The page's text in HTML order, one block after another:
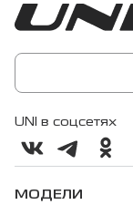
UNI в соцсетях
МОДЕЛИ